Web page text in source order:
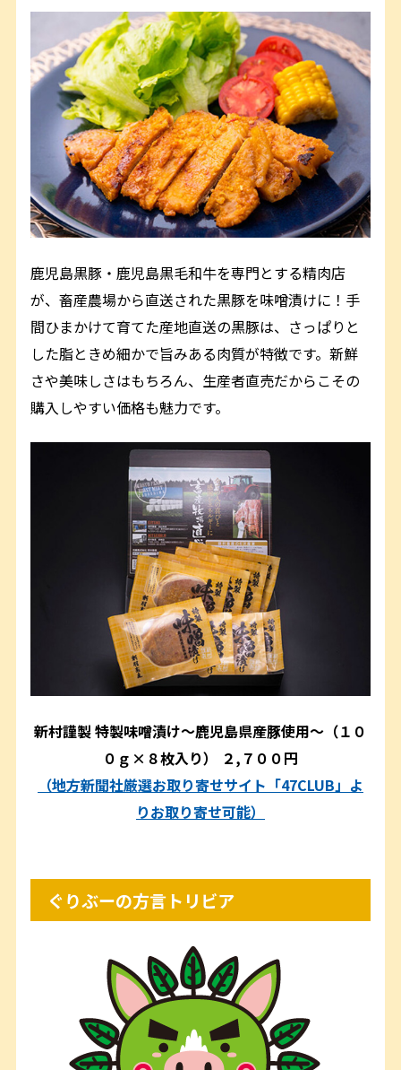
鹿児島黒豚・鹿児島黒毛和牛を専門とする精肉店
が、畜産農場から直送された黒豚を味噌漬けに！手
間ひまかけて育てた産地直送の黒豚は、さっぱりと
した脂ときめ細かで旨みある肉質が特徴です。新鮮
さや美味しさはもちろん、生産者直売だからこその
購入しやすい価格も魅力です。
新村謹製特製味噌漬け～鹿児島県産豚使用～（１０
０ｇ×８枚入り） ２,７００円
（地方新聞社厳選お取り寄せサイト「47CLUB」よ
りお取り寄せ可能）
ぐりぶーの方言トリビア